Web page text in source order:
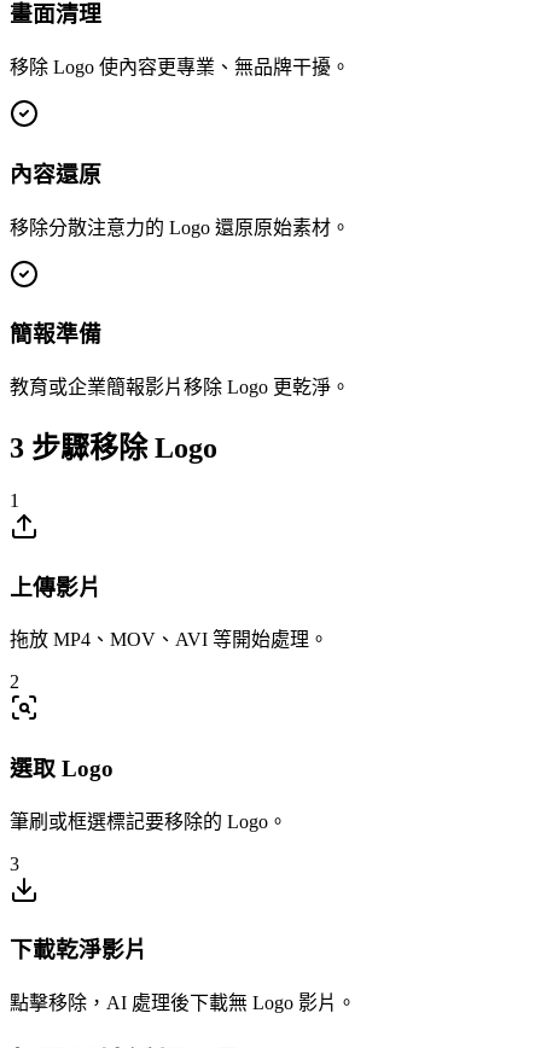
畫面清理
移除 Logo 使內容更專業、無品牌干擾。
內容還原
移除分散注意力的 Logo 還原原始素材。
簡報準備
教育或企業簡報影片移除 Logo 更乾淨。
3 步驟移除 Logo
1
上傳影片
拖放 MP4、MOV、AVI 等開始處理。
2
選取 Logo
筆刷或框選標記要移除的 Logo。
3
下載乾淨影片
點擊移除，AI 處理後下載無 Logo 影片。